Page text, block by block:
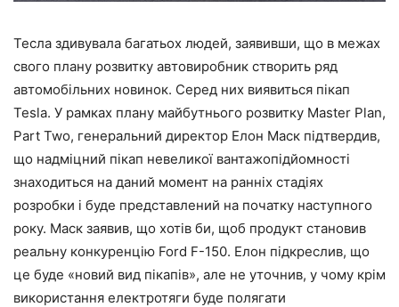
Тесла здивувала багатьох людей, заявивши, що в межах
свого плану розвитку автовиробник створить ряд
автомобільних новинок. Серед них виявиться пікап
Tesla. У рамках плану майбутнього розвитку Master Plan,
Part Two, генеральний директор Елон Маск підтвердив,
що надміцний пікап невеликої вантажопідйомності
знаходиться на даний момент на ранніх стадіях
розробки і буде представлений на початку наступного
року. Маск заявив, що хотів би, щоб продукт становив
реальну конкуренцію Ford F-150. Елон підкреслив, що
це буде «новий вид пікапів», але не уточнив, у чому крім
використання електротяги буде полягати